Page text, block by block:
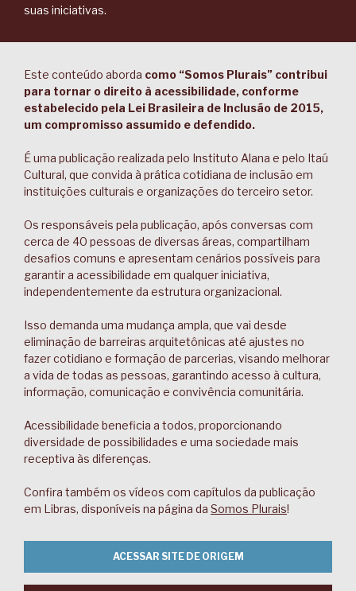
suas iniciativas.
Este conteúdo aborda como “Somos Plurais” contribui
para tornar o direito à acessibilidade, conforme
estabelecido pela Lei Brasileira de Inclusão de 2015,
um compromisso assumido e defendido.
É uma publicação realizada pelo Instituto Alana e pelo Itaú
Cultural, que convida à prática cotidiana de inclusão em
instituições culturais e organizações do terceiro setor.
Os responsáveis pela publicação, após conversas com
cerca de 40 pessoas de diversas áreas, compartilham
desafios comuns e apresentam cenários possíveis para
garantir a acessibilidade em qualquer iniciativa,
independentemente da estrutura organizacional.
Isso demanda uma mudança ampla, que vai desde
eliminação de barreiras arquitetônicas até ajustes no
fazer cotidiano e formação de parcerias, visando melhorar
a vida de todas as pessoas, garantindo acesso à cultura,
informação, comunicação e convivência comunitária.
Acessibilidade beneficia a todos, proporcionando
diversidade de possibilidades e uma sociedade mais
receptiva às diferenças.
Confira também os vídeos com capítulos da publicação
em Libras, disponíveis na página da Somos Plurais!
ACESSAR SITE DE ORIGEM